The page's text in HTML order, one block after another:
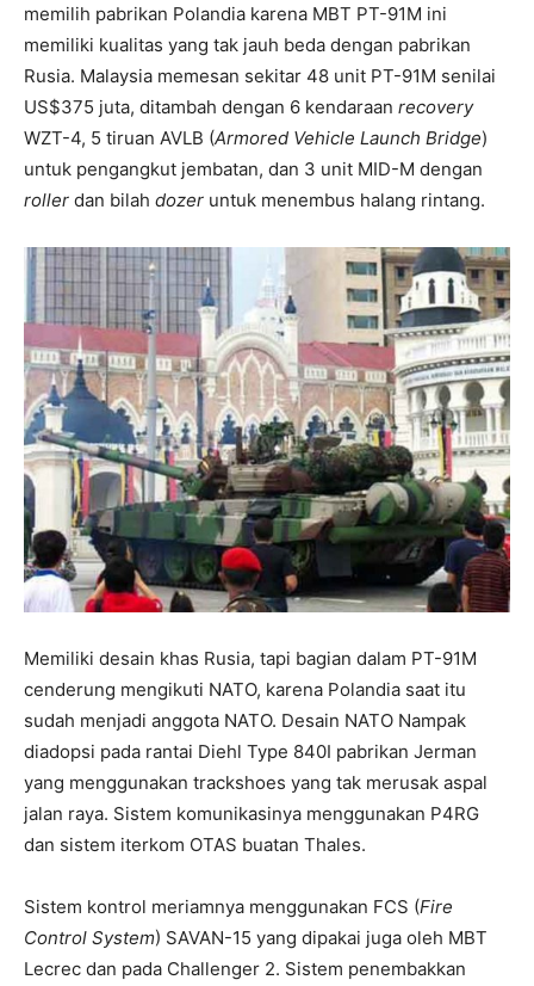
memilih pabrikan Polandia karena MBT PT-91M ini
memiliki kualitas yang tak jauh beda dengan pabrikan
Rusia. Malaysia memesan sekitar 48 unit PT-91M senilai
US$375 juta, ditambah dengan 6 kendaraan recovery
WZT-4, 5 tiruan AVLB (Armored Vehicle Launch Bridge)
untuk pengangkut jembatan, dan 3 unit MID-M dengan
roller dan bilah dozer untuk menembus halang rintang.
Memiliki desain khas Rusia, tapi bagian dalam PT-91M
cenderung mengikuti NATO, karena Polandia saat itu
sudah menjadi anggota NATO. Desain NATO Nampak
diadopsi pada rantai Diehl Type 840I pabrikan Jerman
yang menggunakan trackshoes yang tak merusak aspal
jalan raya. Sistem komunikasinya menggunakan P4RG
dan sistem iterkom OTAS buatan Thales.
Sistem kontrol meriamnya menggunakan FCS (Fire
Control System) SAVAN-15 yang dipakai juga oleh MBT
Lecrec dan pada Challenger 2. Sistem penembakkan